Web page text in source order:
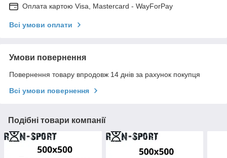
Оплата картою Visa, Mastercard - WayForPay
Всі умови оплати
Умови повернення
Повернення товару впродовж 14 днів за рахунок покупця
Всі умови повернення
Подібні товари компанії